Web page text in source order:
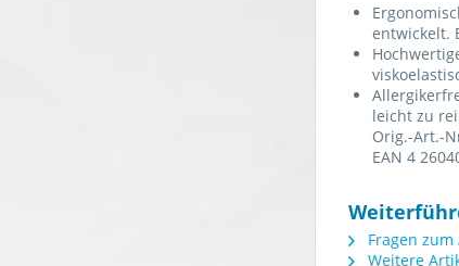
entwickelt.
leicht zu
Orig.-Art.-
EAN 4
Fragen zum
Weitere